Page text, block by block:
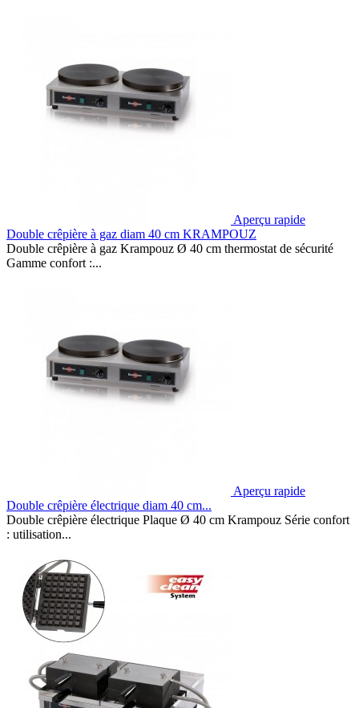
Aperçu rapide
Double crêpière à gaz diam 40 cm KRAMPOUZ
Double crêpière à gaz Krampouz Ø 40 cm thermostat de sécurité
Gamme confort :...
Aperçu rapide
Double crêpière électrique diam 40 cm...
Double crêpière électrique Plaque Ø 40 cm Krampouz Série confort
: utilisation...